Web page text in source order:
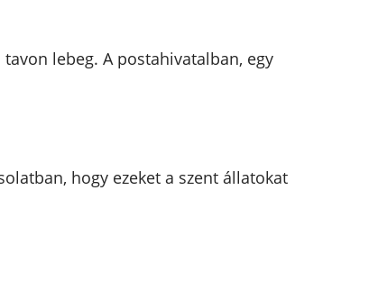
lebeg. A postahivatalban, egy
hogy ezeket a szent állatokat